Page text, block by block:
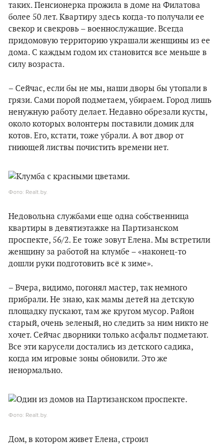
таких. Пенсионерка прожила в доме на Филатова
более 50 лет. Квартиру здесь когда-то получали ее
свекор и свекровь – военнослужащие. Всегда
придомовую территорию украшали женщины из ее
дома. С каждым годом их становится все меньше в
силу возраста.
– Сейчас, если бы не мы, наши дворы бы утопали в
грязи. Сами порой подметаем, убираем. Город лишь
ненужную работу делает. Недавно обрезали кусты,
около которых волонтеры поставили домик для
котов. Его, кстати, тоже убрали. А вот двор от
гниющей листвы почистить времени нет.
Фото: Realt.by.
Недовольна службами еще одна собственница
квартиры в девятиэтажке на Партизанском
проспекте, 56/2. Ее тоже зовут Елена. Мы встретили
женщину за работой на клумбе – «наконец-то
дошли руки подготовить всё к зиме».
– Вчера, видимо, погонял мастер, так немного
прибрали. Не знаю, как мамы детей на детскую
площадку пускают, там же кругом мусор. Район
старый, очень зеленый, но следить за ним никто не
хочет. Сейчас дворники только асфальт подметают.
Все эти карусели достались из детского садика,
когда им игровые зоны обновили. Это же
ненормально.
Фото: Realt.by.
Дом, в котором живет Елена, строил